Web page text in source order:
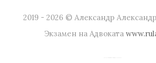
2019 - 2026 © Александр
Экзамен на Адвоката